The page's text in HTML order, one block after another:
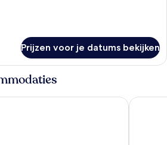
Prijzen voor je datums bekijken
Bophut Beach by IHG